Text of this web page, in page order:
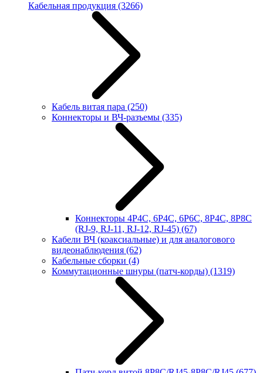
Кабельная продукция (3266)
Кабель витая пара (250)
Коннекторы и ВЧ-разъемы (335)
Коннекторы 4P4C, 6P4C, 6P6C, 8P4C, 8P8C
(RJ-9, RJ-11, RJ-12, RJ-45) (67)
Кабели ВЧ (коаксиальные) и для аналогового
видеонаблюдения (62)
Кабельные сборки (4)
Коммутационные шнуры (патч-корды) (1319)